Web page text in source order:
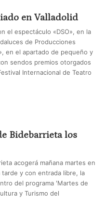
en Valladolid
el espectáculo «DSO», en la
de Producciones
en el apartado de pequeño y
sendos premios otorgados
Internacional de Teatro
Bidebarrieta los
acogerá mañana martes en
y con entrada libre, la
del programa 'Martes de
y Turismo del